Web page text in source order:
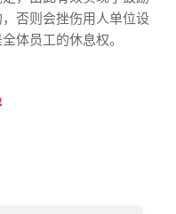
否则会挫伤用人单位设
体员工的休息权。